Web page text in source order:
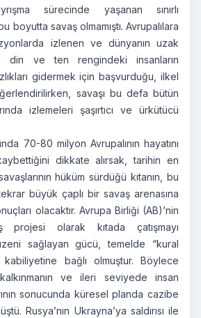
sürecinde yaşanan sınırlı
boyutta savaş olmamıştı. Avrupalılara
izlenen ve dünyanın uzak
din ve ten rengindeki insanların
gidermek için başvurduğu, ilkel
savaşı bu defa bütün
izlemeleri şaşırtıcı ve ürkütücü
70-80 milyon Avrupalının hayatını
dikkate alırsak, tarihin en
hüküm sürdüğü kıtanın, bu
büyük çaplı bir savaş arenasına
olacaktır. Avrupa Birliği (AB)’nin
olarak kıtada çatışmayı
sağlayan gücü, temelde “kural
bağlı olmuştur. Böylece
ve ileri seviyede insan
sonucunda küresel planda cazibe
Rusya’nın Ukrayna’ya saldırısı ile